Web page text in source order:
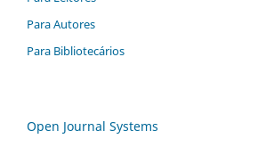
Para Autores
Para Bibliotecários
Open Journal Systems